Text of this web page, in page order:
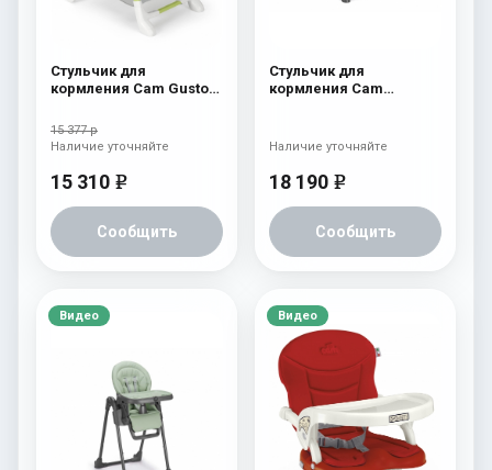
Стульчик для
кормления Cam Gusto
15 377 р
15 310 e
Сообщить
Наличие уточняйте
Стульчик для
кормления Cam
18 190 e
Сообщить
Наличие уточняйте
Видео Видео